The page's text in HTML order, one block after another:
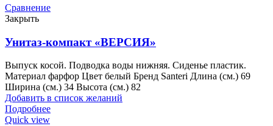
Сравнение
Закрыть
Унитаз-компакт «ВЕРСИЯ»
Выпуск косой. Подводка воды нижняя. Сиденье пластик.
Материал фарфор Цвет белый Бренд Santeri Длина (см.) 69
Ширина (см.) 34 Высота (см.) 82
Добавить в список желаний
Подробнее
Quick view